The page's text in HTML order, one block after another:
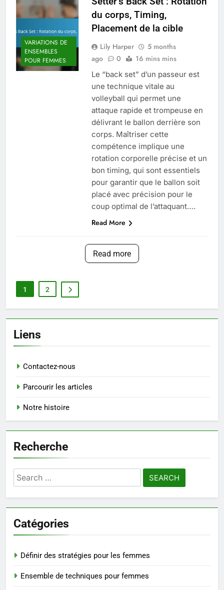
VARIATIONS DE
ENSEMBLES
POUR FEMMES
du corps, Timing,
Placement de la cible
Lily Harper
5 months
ago
0 16 mins mins
Le “back set” d’un passeur est
une technique vitale au
volleyball qui permet une
attaque rapide et trompeuse en
délivrant le ballon derrière son
corps. Maîtriser cette
compétence implique une
rotation corporelle précise et un
bon timing, qui sont essentiels
pour garantir que le ballon soit
placé avec précision pour le
coup optimal de l’attaquant….
Read More
Read more
1 2
Liens
Contactez-nous
Parcourir les articles
Notre histoire
Recherche
Search
for:
Catégories
Définir des stratégies pour les femmes
Ensemble de techniques pour femmes